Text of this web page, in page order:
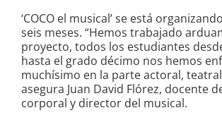
‘COCO el musical’ se está
seis meses. “Hemos trabajado
proyecto, todos los estudiantes
hasta el grado décimo nos hemos
muchísimo en la parte actoral, teatral
asegura Juan David Flórez, docente
corporal y director del musical.